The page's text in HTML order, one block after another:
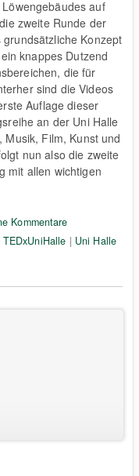
auf
zweite Runde der
Konzept
knappes Dutzend
die für
sind die Videos
Auflage dieser
an der Uni Halle
Film, Kunst und
nun also die zweite
mit allen wichtigen
Kommentare
TEDxUniHalle | Uni Halle